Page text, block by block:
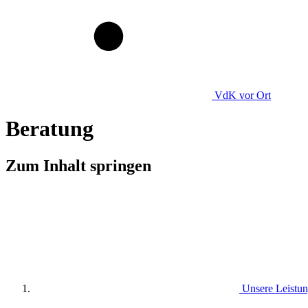
VdK vor Ort
Beratung
Zum Inhalt springen
Unsere